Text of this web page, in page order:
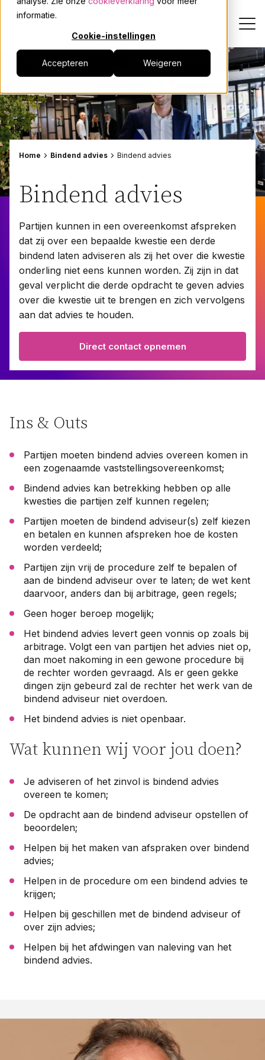
informatie.
Cookie-instellingen
Accepteren Weigeren
Dienstverlening
Onze mensen
Actueel
Werken bij
Contact
Home Bindend advies Bindend advies
Bindend advies
Partijen kunnen in een overeenkomst afspreken
dat zij over een bepaalde kwestie een derde
bindend laten adviseren als zij het over die kwestie
onderling niet eens kunnen worden. Zij zijn in dat
geval verplicht die derde opdracht te geven advies
over die kwestie uit te brengen en zich vervolgens
aan dat advies te houden.
Direct contact opnemen
Ins & Outs
Partijen moeten bindend advies overeen komen in
een zogenaamde vaststellingsovereenkomst;
Bindend advies kan betrekking hebben op alle
kwesties die partijen zelf kunnen regelen;
Partijen moeten de bindend adviseur(s) zelf kiezen
en betalen en kunnen afspreken hoe de kosten
worden verdeeld;
Partijen zijn vrij de procedure zelf te bepalen of
aan de bindend adviseur over te laten; de wet kent
daarvoor, anders dan bij arbitrage, geen regels;
Geen hoger beroep mogelijk;
Het bindend advies levert geen vonnis op zoals bij
arbitrage. Volgt een van partijen het advies niet op,
dan moet nakoming in een gewone procedure bij
de rechter worden gevraagd. Als er geen gekke
dingen zijn gebeurd zal de rechter het werk van de
bindend adviseur niet overdoen.
Het bindend advies is niet openbaar.
Wat kunnen wij voor jou doen?
Je adviseren of het zinvol is bindend advies
overeen te komen;
De opdracht aan de bindend adviseur opstellen of
beoordelen;
Helpen bij het maken van afspraken over bindend
advies;
Helpen in de procedure om een bindend advies te
krijgen;
Helpen bij geschillen met de bindend adviseur of
over zijn advies;
Helpen bij het afdwingen van naleving van het
bindend advies.